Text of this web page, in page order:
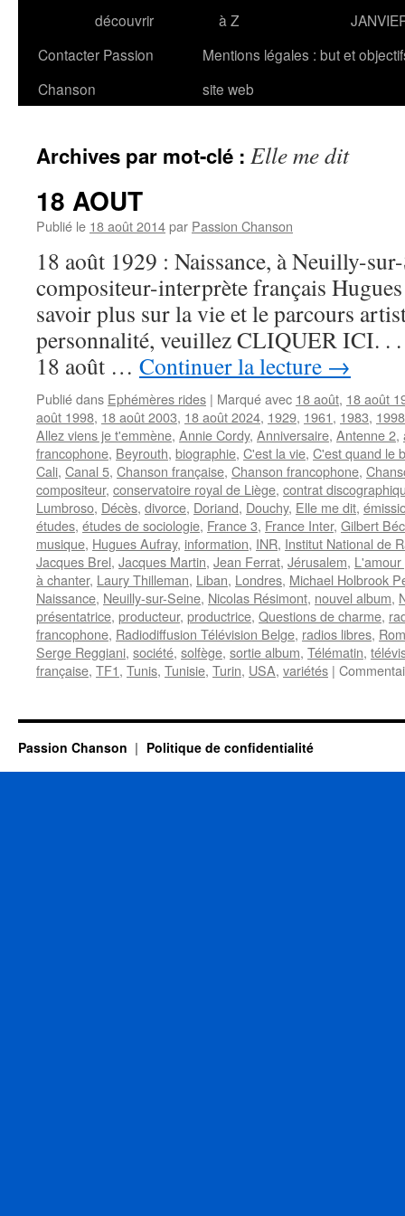
découvrir
à Z
Contacter Passion
Chanson
Mentions légales : but et
site web
Archives par mot-clé : Elle me dit
18 AOUT
Publié le 18 août 2014par Passion Chanson
18 août 1929 : Naissance, à Neuilly-
compositeur-interprète français
savoir plus sur la vie et le parcours
personnalité, veuillez CLIQUER
18 août … Continuer la lecture →
Publié dans Ephémères rides | Marqué avec 18 août, 18 août
août 1998, 18 août 2003, 18 août 2024, 1929, 1961, 1983, 1998
Allez viens je t'emmène, Annie Cordy, Anniversaire, Antenne 2,
francophone, Beyrouth, biographie, C'est la vie, C'est quand le
Cali, Canal 5, Chanson française, Chanson francophone,
compositeur, conservatoire royal de Liège, contrat
Lumbroso, Décès, divorce, Doriand, Douchy, Elle me dit,
études, études de sociologie, France 3, France Inter, Gilbert
musique, Hugues Aufray, information, INR, Institut National de
Jacques Brel, Jacques Martin, Jean Ferrat, Jérusalem,
à chanter, Laury Thilleman, Liban, Londres, Michael Holbrook
Naissance, Neuilly-sur-Seine, Nicolas Résimont, nouvel album,
présentatrice, producteur, productrice, Questions de charme,
francophone, Radiodiffusion Télévision Belge, radios libres,
Serge Reggiani, société, solfège, sortie album, Télématin,
française, TF1, Tunis, Tunisie, Turin, USA, variétés |
Passion Chanson Politique de confidentialité